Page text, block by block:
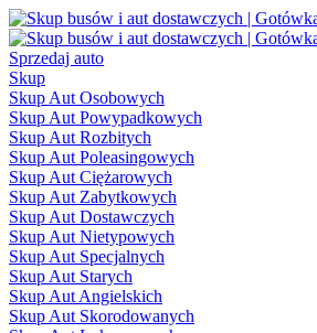
Sprzedaj auto
Skup
Skup Aut Osobowych
Skup Aut Powypadkowych
Skup Aut Rozbitych
Skup Aut Poleasingowych
Skup Aut Ciężarowych
Skup Aut Zabytkowych
Skup Aut Dostawczych
Skup Aut Nietypowych
Skup Aut Specjalnych
Skup Aut Starych
Skup Aut Angielskich
Skup Aut Skorodowanych